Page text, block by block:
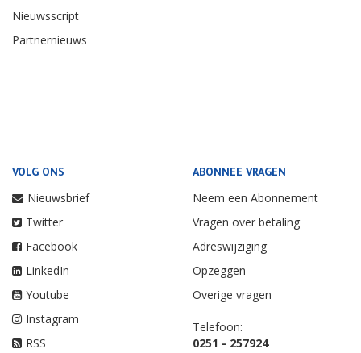
Nieuwsscript
Partnernieuws
VOLG ONS
Nieuwsbrief
Twitter
Facebook
LinkedIn
Youtube
Instagram
RSS
ABONNEE VRAGEN
Neem een Abonnement
Vragen over betaling
Adreswijziging
Opzeggen
Overige vragen
Telefoon:
0251 - 257924